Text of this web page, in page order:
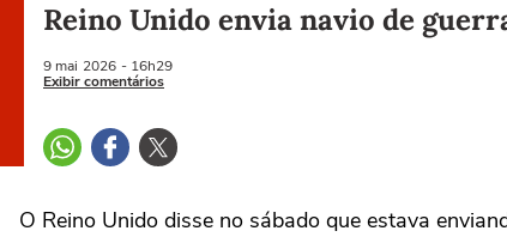
Reino Unido envia navio de
9 mai 2026 - 16h29
Exibir comentários
O Reino Unido ‌disse no sábado que estava